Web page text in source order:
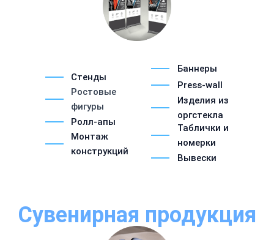
Стенды
Ростовые
фигуры
Ролл-апы
Монтаж
конструкций
Баннеры
Press-wall
Изделия из
оргстекла
Таблички и
номерки
Вывески
Сувенирная продукция